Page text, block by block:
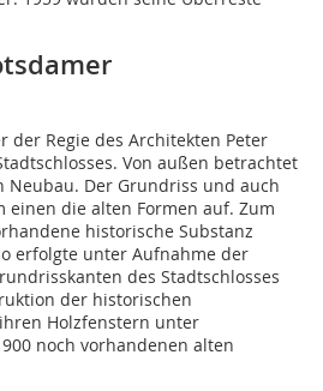
der Regie des Architekten Peter
Von außen betrachtet
Der Grundriss und auch
einen die alten Formen auf. Zum
historische Substanz
erfolgte unter Aufnahme der
des Stadtschlosses
der historischen
Holzfenstern unter
noch vorhandenen alten